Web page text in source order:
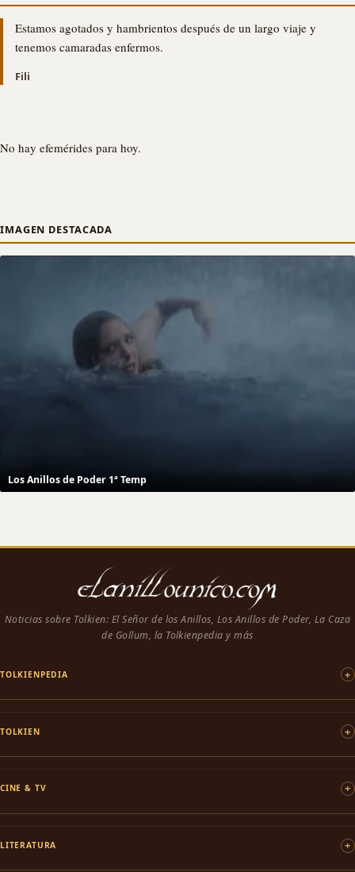
Estamos agotados y hambrientos después de un largo viaje y
tenemos camaradas enfermos.
Fili
No hay efemérides para hoy.
IMAGEN DESTACADA
Los Anillos de Poder 1ª Temp
Noticias sobre Tolkien: El Señor de los Anillos, Los Anillos de Poder, La Caza
de Gollum, la Tolkienpedia y más
TOLKIENPEDIA
TOLKIEN
CINE & TV
LITERATURA